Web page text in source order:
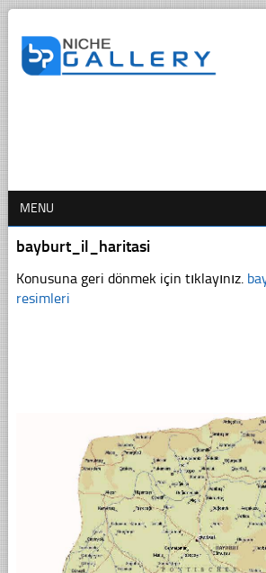
MENU
bayburt_il_haritasi
Konusuna geri dönmek için tıklayınız.
resimleri